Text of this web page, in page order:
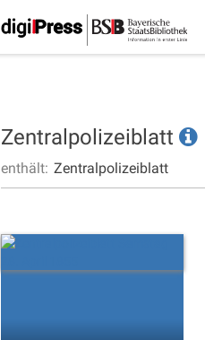
Zentralpolizeiblatt
enthält: Zentralpolizeiblatt